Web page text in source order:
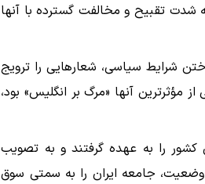
می‌انداخت، به شدت تقبیح و مخالفت گسترده با آنها
شرایط سیاسی، شعارهایی را ترویج
مؤثرترین آنها «مرگ بر انگلیس» بود،
را به عهده گرفتند و به تصویب
وضعیت، جامعه ایران را به سمتی سوق